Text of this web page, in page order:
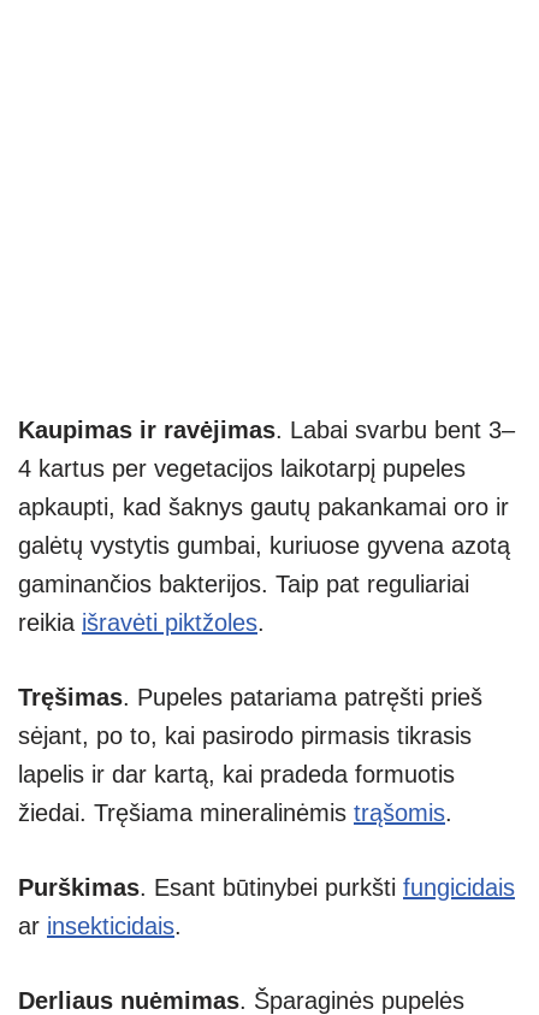
Kaupimas ir ravėjimas. Labai svarbu bent 3–
4 kartus per vegetacijos laikotarpį pupeles
apkaupti, kad šaknys gautų pakankamai oro ir
galėtų vystytis gumbai, kuriuose gyvena azotą
gaminančios bakterijos. Taip pat reguliariai
reikia išravėti piktžoles.
Tręšimas. Pupeles patariama patręšti prieš
sėjant, po to, kai pasirodo pirmasis tikrasis
lapelis ir dar kartą, kai pradeda formuotis
žiedai. Tręšiama mineralinėmis trąšomis.
Purškimas. Esant būtinybei purkšti fungicidais
ar insekticidais.
Derliaus nuėmimas. Šparaginės pupelės